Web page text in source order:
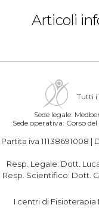
Articoli
Tutti i
Sede legale:
Sede operativa: Corso
Partita iva 11138691008 |
Resp. Legale: Dott.
Resp. Scientifico: Dott.
I centri di